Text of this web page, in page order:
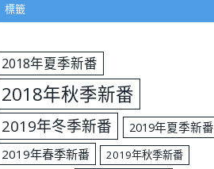
標籤
2018年夏季新番
2018年秋季新番
2019年冬季新番
2019年夏季新番
2019年春季新番
2019年秋季新番